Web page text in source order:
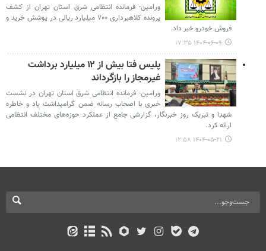
ورامین- فرمانده انتظامی شرق استان تهران از کشف
پرونده کلاهبرداری ۷۰۰ میلیارد ریالی در پوشش خرید و
فروش خودرو خبر داد.
۱۴۰۴-۰۶-۰۹ ۱۷:۳۵
پلیس فتا بیش از ۱۲ میلیارد برداشت
غیرمجاز را بازگرداند
ورامین- فرمانده انتظامی شرق استان تهران در نشست
خبری با اصحاب رسانه ضمن گرامیداشت یاد و خاطره
شهدا و تبریک روز خبرنگار، گزارشی جامع از عملکرد حوزه‌های مختلف انتظامی
ارائه کرد.
۱۴۰۴-۰۵-۲۱ ۱۲:۵۸